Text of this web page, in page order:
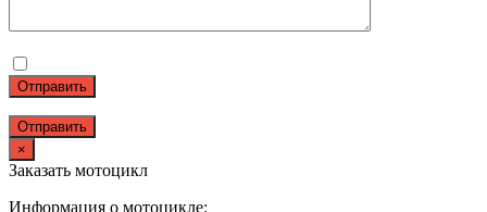
Отправить
×
Заказать мотоцикл
Информация о мотоцикле: